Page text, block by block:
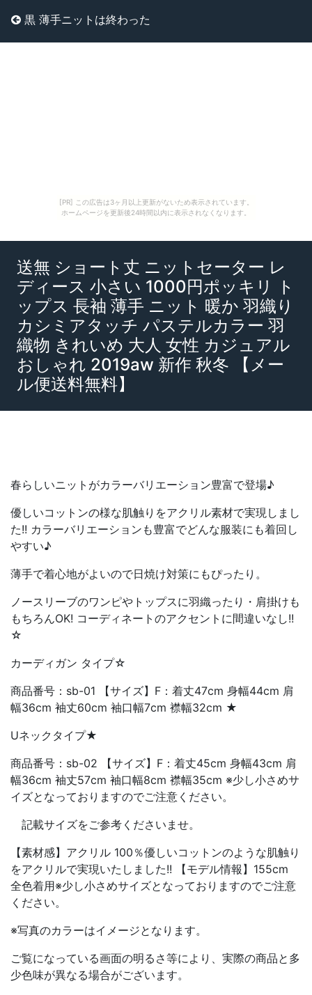
[PR] この広告は3ヶ月以上更新がないため表示されています。
ホームページを更新後24時間以内に表示されなくなります。
黒 薄手ニットは終わった
送無 ショート丈 ニットセーター レ
ディース 小さい 1000円ポッキリ ト
ップス 長袖 薄手 ニット 暖か 羽織り
カシミアタッチ パステルカラー 羽
織物 きれいめ 大人 女性 カジュアル
おしゃれ 2019aw 新作 秋冬 【メー
ル便送料無料】
春らしいニットがカラーバリエーション豊富で登場♪
優しいコットンの様な肌触りをアクリル素材で実現しまし
た!! カラーバリエーションも豊富でどんな服装にも着回し
やすい♪
薄手で着心地がよいので日焼け対策にもぴったり。
ノースリーブのワンピやトップスに羽織ったり・肩掛けも
もちろんOK! コーディネートのアクセントに間違いなし!!
☆
カーディガン タイプ☆
商品番号：sb-01 【サイズ】F：着丈47cm 身幅44cm 肩
幅36cm 袖丈60cm 袖口幅7cm 襟幅32cm ★
Uネックタイプ★
商品番号：sb-02 【サイズ】F：着丈45cm 身幅43cm 肩
幅36cm 袖丈57cm 袖口幅8cm 襟幅35cm ※少し小さめサ
イズとなっておりますのでご注意ください。
記載サイズをご参考くださいませ。
【素材感】アクリル 100％優しいコットンのような肌触り
をアクリルで実現いたしました!! 【モデル情報】155cm
全色着用※少し小さめサイズとなっておりますのでご注意
ください。
※写真のカラーはイメージとなります。
ご覧になっている画面の明るさ等により、実際の商品と多
少色味が異なる場合がございます。